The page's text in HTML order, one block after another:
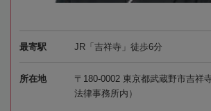
最寄駅 JR「吉祥寺」徒歩6分
所在地
〒180-0002 東京都武蔵野市吉祥
法律事務所内）